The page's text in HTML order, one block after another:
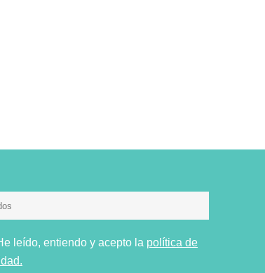
leído, entiendo y acepto la política de